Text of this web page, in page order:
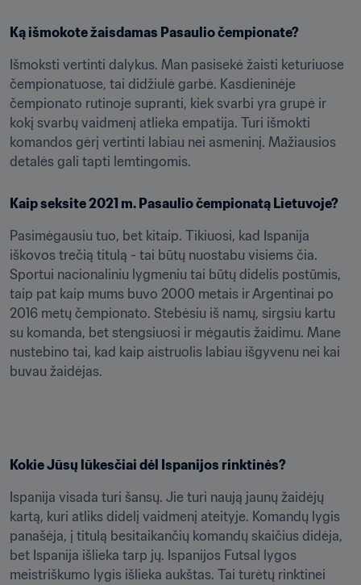
Ką išmokote žaisdamas Pasaulio čempionate?
Išmoksti vertinti dalykus. Man pasisekė žaisti keturiuose
čempionatuose, tai didžiulė garbė. Kasdieninėje
čempionato rutinoje supranti, kiek svarbi yra grupė ir
kokį svarbų vaidmenį atlieka empatija. Turi išmokti
komandos gėrį vertinti labiau nei asmeninį. Mažiausios
detalės gali tapti lemtingomis.
Kaip seksite 2021 m. Pasaulio čempionatą Lietuvoje?
Pasimėgausiu tuo, bet kitaip. Tikiuosi, kad Ispanija
iškovos trečią titulą - tai būtų nuostabu visiems čia.
Sportui nacionaliniu lygmeniu tai būtų didelis postūmis,
taip pat kaip mums buvo 2000 metais ir Argentinai po
2016 metų čempionato. Stebėsiu iš namų, sirgsiu kartu
su komanda, bet stengsiuosi ir mėgautis žaidimu. Mane
nustebino tai, kad kaip aistruolis labiau išgyvenu nei kai
buvau žaidėjas.
Kokie Jūsų lūkesčiai dėl Ispanijos rinktinės?
Ispanija visada turi šansų. Jie turi naują jaunų žaidėjų
kartą, kuri atliks didelį vaidmenį ateityje. Komandų lygis
panašėja, į titulą besitaikančių komandų skaičius didėja,
bet Ispanija išlieka tarp jų. Ispanijos Futsal lygos
meistriškumo lygis išlieka aukštas. Tai turėtų rinktinei